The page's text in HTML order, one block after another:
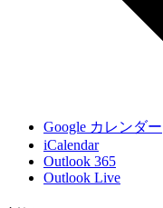
Google カレンダー
iCalendar
Outlook 365
Outlook Live